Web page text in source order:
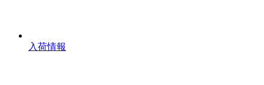
入荷情報